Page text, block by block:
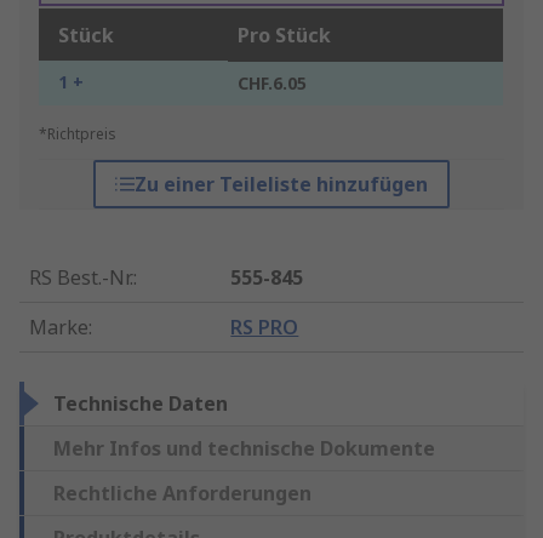
Stück Pro Stück
1 + CHF.6.05
*Richtpreis
Zu einer Teileliste hinzufügen
RS Best.-Nr.:
555-845
Marke: RS PRO
Technische Daten
Mehr Infos und technische Dokumente
Rechtliche Anforderungen